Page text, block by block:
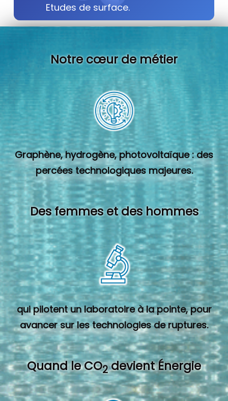
Etudes de surface.
Notre cœur de métier
Graphène, hydrogène, photovoltaïque : des
percées technologiques majeures.
Des femmes et des hommes
qui pilotent un laboratoire à la pointe, pour
avancer sur les technologies de ruptures.
Quand le CO2devient Énergie